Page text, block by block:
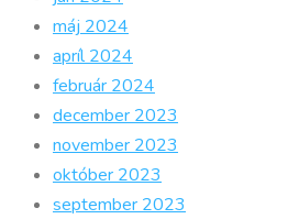
máj 2024
apríl 2024
február 2024
december 2023
november 2023
október 2023
september 2023